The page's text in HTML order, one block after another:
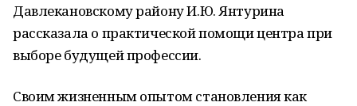
Давлекановскому району И.Ю. Янтурина
рассказала о практической помощи центра при
выборе будущей профессии.
Своим жизненным опытом становления как